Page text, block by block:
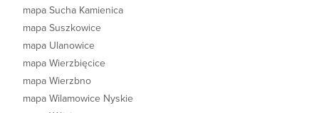
mapa Sucha Kamienica
mapa Suszkowice
mapa Ulanowice
mapa Wierzbięcice
mapa Wierzbno
mapa Wilamowice Nyskie